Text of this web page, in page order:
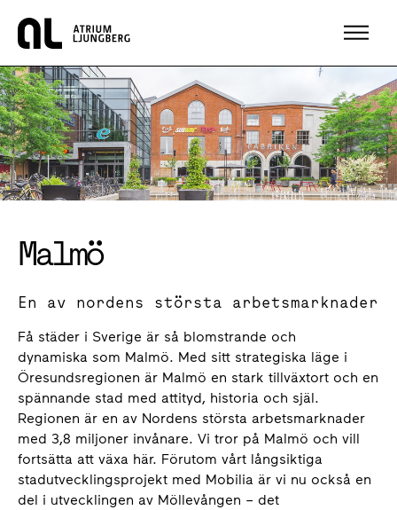
Hem
Malmö
En av nordens största arbetsmarknader
Få städer i Sverige är så blomstrande och
dynamiska som Malmö. Med sitt strategiska läge i
Öresundsregionen är Malmö en stark tillväxtort och en
spännande stad med attityd, historia och själ.
Regionen är en av Nordens största arbetsmarknader
med 3,8 miljoner invånare. Vi tror på Malmö och vill
fortsätta att växa här. Förutom vårt långsiktiga
stadutvecklingsprojekt med Mobilia är vi nu också en
del i utvecklingen av Möllevången – det